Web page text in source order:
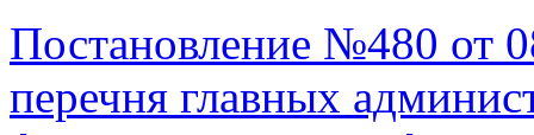
Постановление №480 от
перечня главных